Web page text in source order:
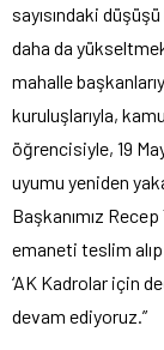
sayısındaki
daha da
mahalle
kuruluşlarıyla,
öğrencisiyle, 19
uyumu yeniden
Başkanımız
emaneti teslim
‘AK Kadrolar için
devam ediyoruz.”